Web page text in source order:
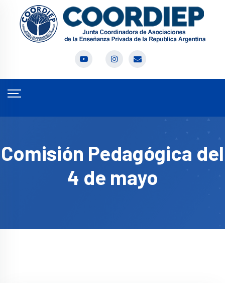
Comisión Pedagógica del
4 de mayo